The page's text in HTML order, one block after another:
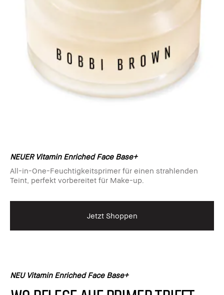
NEUER Vitamin Enriched Face Base+
All-in-One-Feuchtigkeitsprimer für einen strahlenden
Teint, perfekt vorbereitet für Make-up.
Jetzt Shoppen
NEU Vitamin Enriched Face Base+